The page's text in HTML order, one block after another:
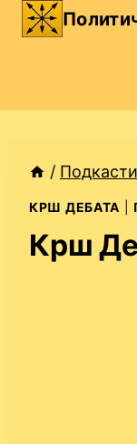
Skip
/ Подкасти
КРШ ДЕБАТА
Крш